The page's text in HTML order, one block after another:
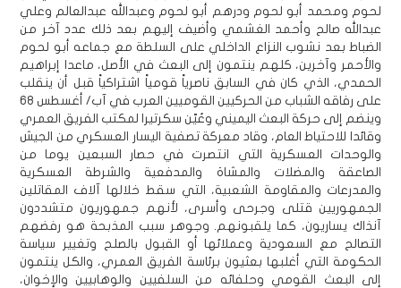
لحوم ومحمد أبو لحوم ودرهم أبو لحوم وعبدالله عبدالعالم وعلي
عبدالله صالح وأحمد الغشمي وأضيف إليهم بعد ذلك عدد آخر من
الضباط بعد نشوب النزاع الداخلي على السلطة مع جماعه أبو لحوم
والأحمر وآخرين، كلهم ينتمون إلى البعث في الأصل، ماعدا إبراهيم
الحمدي، الذي كان في السابق ناصرياً قومياً اشتراكياً قبل أن ينقلب
على رفاقه الشباب من الحركيين القوميين العرب في آب/ أغسطس 68
وينضم إلى حركة البعث اليميني وعُيّن سكرتيرا لمكتب الفريق العمري
وقائدا للاحتياط العام، وقاد معركة تصفية اليسار العسكري من الجيش
والوحدات العسكرية التي انتصرت في حصار السبعين يوما من
الصاعقة والمضلات والمشاة والمدفعية والشرطة العسكرية
والمدرعات والمقاومة الشعبية، التي سقط خلالها آلاف المقاتلين
الجمهوريين قتلى وجرحى وأسرى، لأنهم جمهوريون متشددون
آنذاك يساريون، كما يلقبونهم. وجوهر سبب المذبحة هو رفضهم
التصالح مع السعودية وعملائها أو القبول بالصلح وتغيير سياسة
الحكومة التي أغلبها بعثيون برئاسة الفريق العمري، والكل ينتمون
إلى البعث القومي وحلفائه من السلفيين والوهابيين والإخوان،